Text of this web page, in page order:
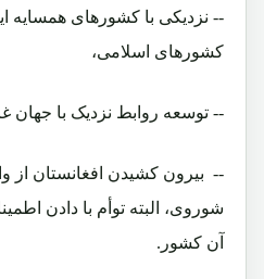
-- نزدیکی با کشورهای همسایه
کشورهای اسلامی،
-- توسعه روابط نزدیک با جهان
-- بیرون کشیدن افغانستان از
شوروی، البته توأم با دادن
آن کشور.